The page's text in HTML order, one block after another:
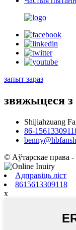
запыт зараз
звяжыцеся з
Shijiahzuang
86-
© Аўтарскае права
Адправіць ліст
8615613309118
x